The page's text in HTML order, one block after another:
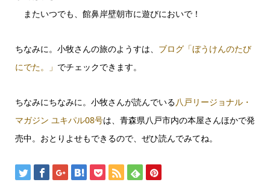
またいつでも、館鼻岸壁朝市に遊びにおいで！
ちなみに。小牧さんの旅のようすは、 ブログ「ぼうけんのたび
にでた。」 でチェックできます。
ちなみにちなみに。小牧さんが読んでいる八戸リージョナル・
マガジン ユキパル08号は、青森県八戸市内の本屋さんほかで発
売中。おとりよせもできるので、ぜひ読んでみてね。